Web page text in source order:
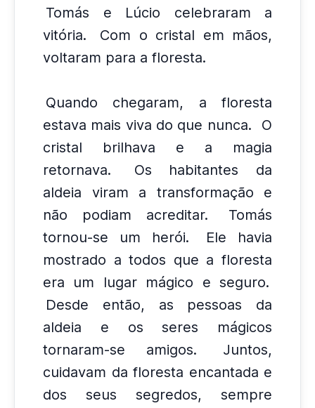
Tomás e Lúcio celebraram a
vitória.
Com o cristal em mãos,
voltaram para a floresta.
Quando chegaram, a floresta
estava mais viva do que nunca.
O
cristal brilhava e a magia
retornava.
Os habitantes da
aldeia viram a transformação e
não podiam acreditar.
Tomás
tornou-se um herói.
Ele havia
mostrado a todos que a floresta
era um lugar mágico e seguro.
Desde então, as pessoas da
aldeia e os seres mágicos
tornaram-se amigos.
Juntos,
cuidavam da floresta encantada e
dos seus segredos, sempre